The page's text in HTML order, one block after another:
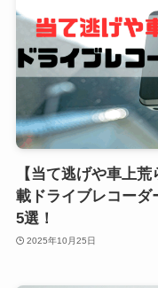
【当て逃げや車上
載ドライブレコーダ
5選！
2025年10月25日